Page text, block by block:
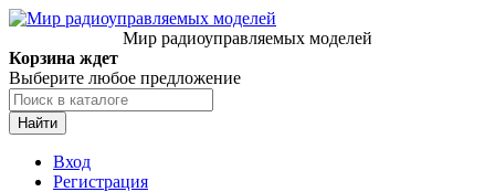
Мир радиоуправляемых моделей
Корзина ждет
Выберите любое предложение
Найти
Вход
Регистрация